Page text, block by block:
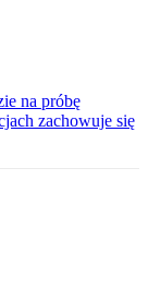
na próbę
zachowuje się